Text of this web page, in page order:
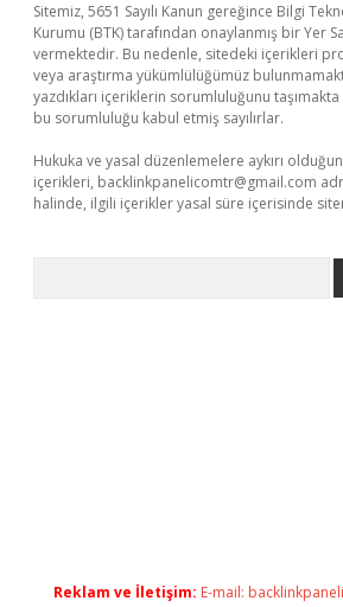
Sitemiz, 5651 Sayılı Kanun gereğince Bilgi
Kurumu (BTK) tarafından onaylanmış bir Yer
vermektedir. Bu nedenle, sitedeki içerikleri
veya araştırma yükümlülüğümüz
yazdıkları içeriklerin sorumluluğunu
bu sorumluluğu kabul etmiş sayılırlar.
Hukuka ve yasal düzenlemelere aykırı
içerikleri, backlinkpanelicomtr@gmail.com
halinde, ilgili içerikler yasal süre içerisinde
Reklam ve İletişim: E-mail: